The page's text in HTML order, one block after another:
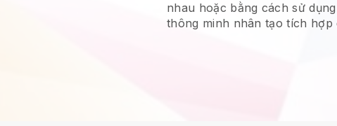
nhau hoặc bằng cách sử dụng
thông minh nhân tạo tích hợp